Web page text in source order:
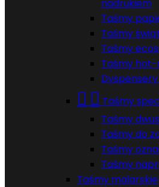
nadrukiem
Taśmy
Taśmy
Taśmy
Taśmy
  Taśmy
Taśmy
Taśmy do
Taśmy
Taśmy
Taśmy malarskie